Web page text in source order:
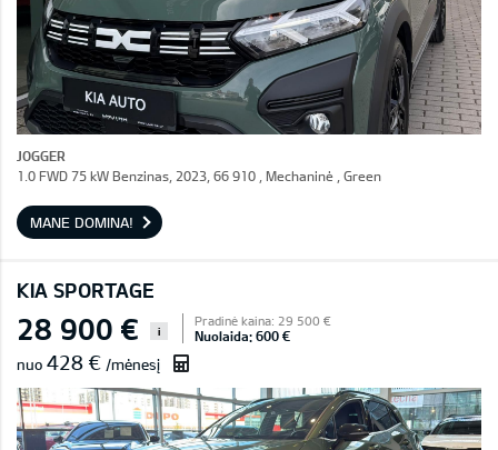
JOGGER
1.0 FWD 75 kW Benzinas, 2023, 66 910 , Mechaninė , Green
MANE DOMINA!
KIA SPORTAGE
28 900 € i
Pradinė kaina: 29 500 €
Nuolaida: 600 €
nuo 428 € /mėnesį